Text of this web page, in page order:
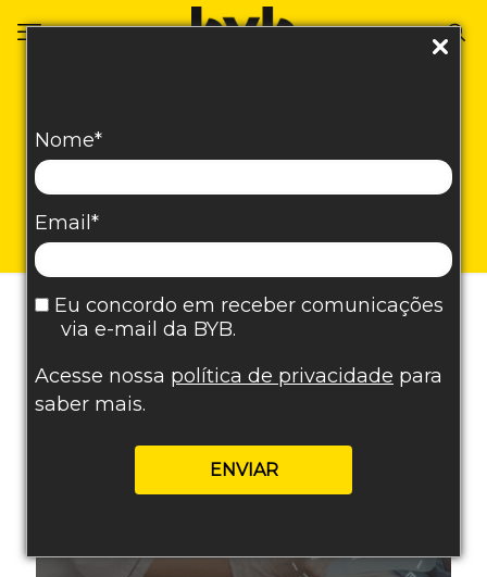
Nome*
Email*
Eu concordo em receber comunicações
via e-mail da BYB.
Acesse nossa política de privacidade para
saber mais.
ENVIAR
odontológico: o que é
e quais ferramentas